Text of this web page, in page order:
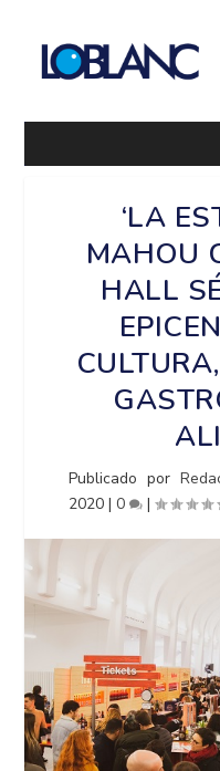
‘LA
MAHOU
HALL
Publicado por
2020 |0 |